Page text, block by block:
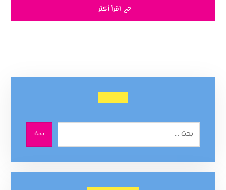
اقرأ أكثر
بحث